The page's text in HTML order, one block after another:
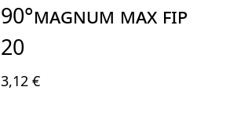
90°MAGNUM MAX FIP
20
3,12 €